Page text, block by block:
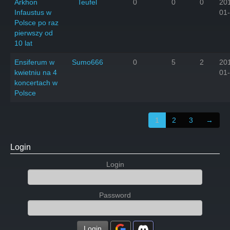
Arkhon
Infaustus w
Polsce po raz
pierwszy od
10 lat
Teufel 0 0 0
Ensiferum w
kwietniu na 4
koncertach w
Polsce
Sumo666 0 5 2
1 2 3 →
Login
Login
Password